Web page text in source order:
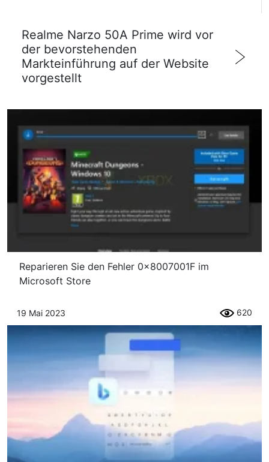
Realme Narzo 50A Prime wird vor
der bevorstehenden
Markteinführung auf der Website
vorgestellt
Reparieren Sie den Fehler 0x8007001F im
Microsoft Store
19 Mai 2023 620